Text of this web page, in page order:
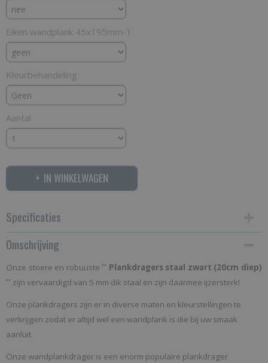
Eiken wandplank 45x195mm-1
Kleurbehandeling
Aantal
IN WINKELWAGEN
Specificaties
Productcode
EAN code
Bruto gewicht
0,50 Kg
Afmetingen (l,b,h)
Omschrijving
Onze stoere en robuuste '' Plankdragers staal zwart (20cm diep)
'' zijn vervaardigd van 5 mm dik staal en zijn daarmee ijzersterk!
Onze plankdragers zijn er in diverse maten en kleurstellingen te
verkrijgen zodat er altijd wel een wandplank is die bij uw smaak
aanluit.
Onze wandplankdrager is een enorm populaire plankdrager